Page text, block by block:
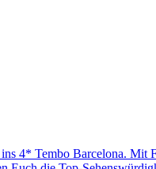
4* Tembo Barcelona.